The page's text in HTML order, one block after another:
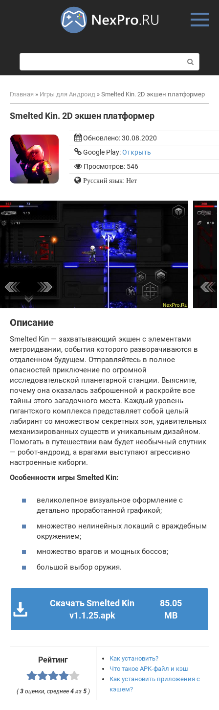
о
и
к
Главная » Игры для Андроид » Smelted Kin. 2D экшен платформер
Smelted Kin. 2D экшен платформер
Обновлено:30.08.2020
Google Play:Открыть
Просмотров: 546
Русский язык: Нет
Описание
Smelted Kin — захватывающий экшен с элементами
метроидвании, события которого разворачиваются в
отдаленном будущем. Отправляйтесь в полное
опасностей приключение по огромной
исследовательской планетарной станции. Выясните,
почему она оказалась заброшенной и раскройте все
тайны этого загадочного места. Каждый уровень
гигантского комплекса представляет собой целый
лабиринт со множеством секретных зон, удивительных
механизированных существ и уникальным дизайном.
Помогать в путешествии вам будет необычный спутник
— робот-андроид, а врагами выступают агрессивно
настроенные киборги.
Особенности игры Smelted Kin:
великолепное визуальное оформление с
детально проработанной графикой;
множество нелинейных локаций с враждебным
окружением;
множество врагов и мощных боссов;
большой выбор оружия.
Скачать Smelted Kin
v1.1.25.apk
85.05
MB
Рейтинг
( 3оценки, среднее 4из 5)
Как установить?
Что такое APK-файл и кэш
Как установить приложения с
кэшем?